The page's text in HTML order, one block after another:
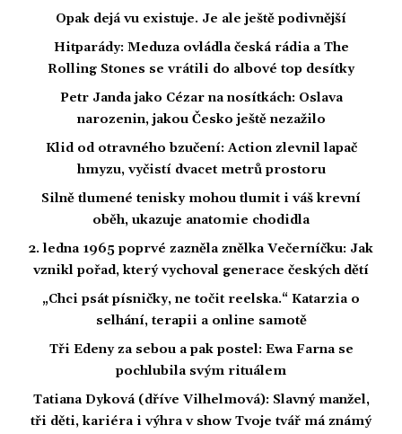
Opak dejá vu existuje. Je ale ještě podivnější
Hitparády: Meduza ovládla česká rádia a The
Rolling Stones se vrátili do albové top desítky
Petr Janda jako Cézar na nosítkách: Oslava
narozenin, jakou Česko ještě nezažilo
Klid od otravného bzučení: Action zlevnil lapač
hmyzu, vyčistí dvacet metrů prostoru
Silně tlumené tenisky mohou tlumit i váš krevní
oběh, ukazuje anatomie chodidla
2. ledna 1965 poprvé zazněla znělka Večerníčku: Jak
vznikl pořad, který vychoval generace českých dětí
„Chci psát písničky, ne točit reelska.“ Katarzia o
selhání, terapii a online samotě
Tři Edeny za sebou a pak postel: Ewa Farna se
pochlubila svým rituálem
Tatiana Dyková (dříve Vilhelmová): Slavný manžel,
tři děti, kariéra i výhra v show Tvoje tvář má známý